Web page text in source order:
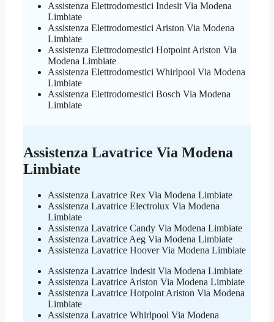
Assistenza Elettrodomestici Indesit Via Modena
Limbiate
Assistenza Elettrodomestici Ariston Via Modena
Limbiate
Assistenza Elettrodomestici Hotpoint Ariston Via
Modena Limbiate
Assistenza Elettrodomestici Whirlpool Via Modena
Limbiate
Assistenza Elettrodomestici Bosch Via Modena
Limbiate
Assistenza Lavatrice Via Modena
Limbiate
Assistenza Lavatrice Rex Via Modena Limbiate
Assistenza Lavatrice Electrolux Via Modena
Limbiate
Assistenza Lavatrice Candy Via Modena Limbiate
Assistenza Lavatrice Aeg Via Modena Limbiate
Assistenza Lavatrice Hoover Via Modena Limbiate
Assistenza Lavatrice Indesit Via Modena Limbiate
Assistenza Lavatrice Ariston Via Modena Limbiate
Assistenza Lavatrice Hotpoint Ariston Via Modena
Limbiate
Assistenza Lavatrice Whirlpool Via Modena